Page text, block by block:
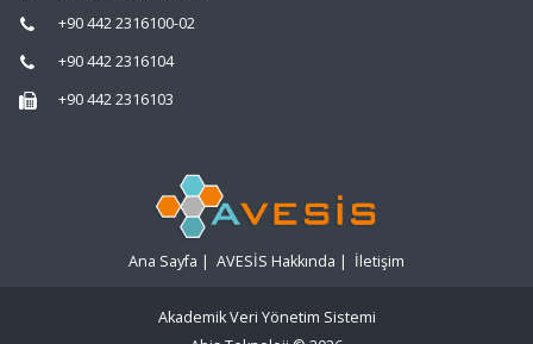
+90 442 2316100-02
+90 442 2316104
+90 442 2316103
Ana Sayfa | AVESİS Hakkında | İletişim
Akademik Veri Yönetim Sistemi